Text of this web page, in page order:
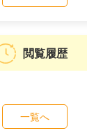
閲覧履歴
一覧へ